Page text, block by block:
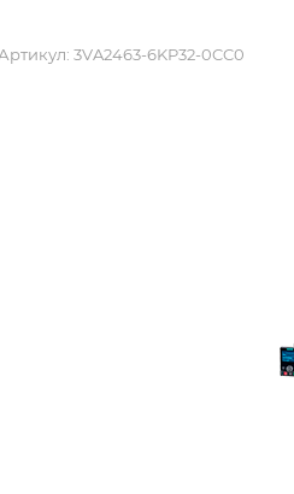
Артикул: 3VA2463-6KP32-0CC0